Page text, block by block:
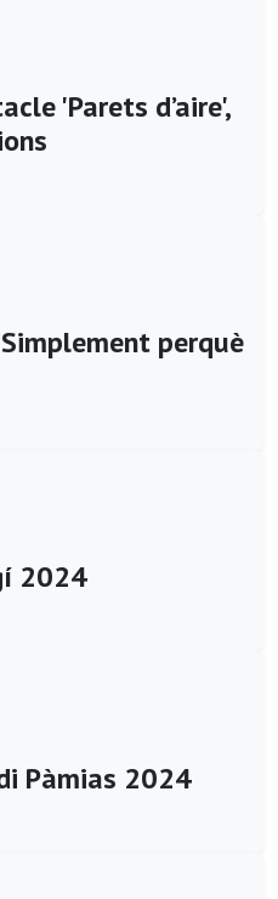
'Parets d’aire',
perquè
2024
Pàmias 2024